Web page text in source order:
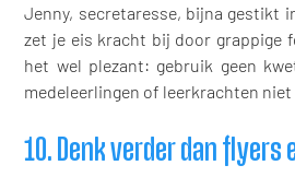
Jenny, secretaresse, bijna gestikt
zet je eis kracht bij door grappige
het wel plezant: gebruik geen
medeleerlingen of leerkrachten niet
10. Denk verder dan flyers